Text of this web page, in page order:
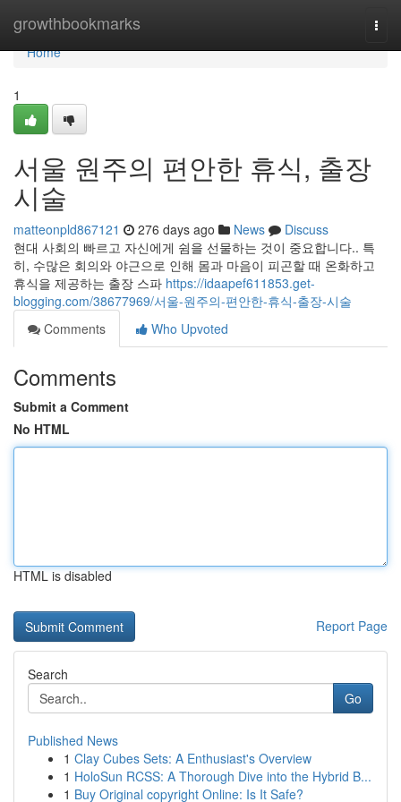
growthbookmarks
Home
Home
1
서울 원주의 편안한 휴식, 출장
시술
matteonpld867121 276 days ago News
Discuss
현대 사회의 빠르고 자신에게 쉼을 선물하는 것이 중요합니다.. 특
히, 수많은 회의와 야근으로 인해 몸과 마음이 피곤할 때 온화하고
휴식을 제공하는 출장 스파 https://idaapef611853.get-
blogging.com/38677969/서울-원주의-편안한-휴식-출장-시술
Comments
Who Upvoted
Comments
Submit a Comment
No HTML
HTML is disabled
Report Page
Search
Go
Published News
1 Clay Cubes Sets: A Enthusiast's Overview
1 HoloSun RCSS: A Thorough Dive into the Hybrid B...
1 Buy Original copyright Online: Is It Safe?